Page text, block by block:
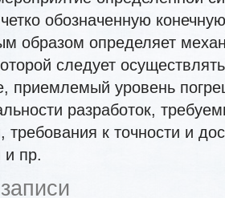
обозначенную
образом определяет
следует
приемлемый уровень
разработок,
к точности и
пр.